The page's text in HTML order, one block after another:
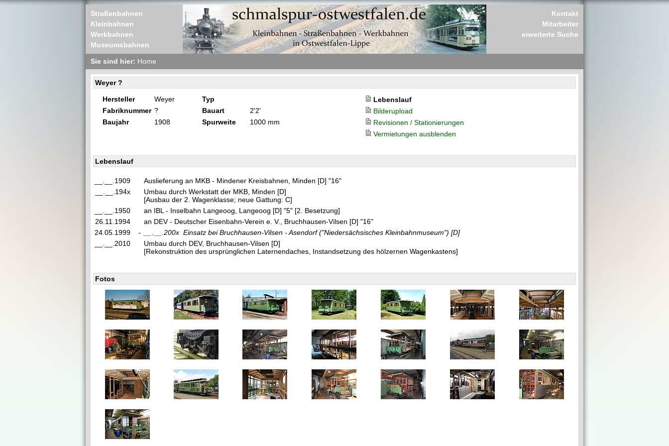
Straßenbahnen
Kleinbahnen
Werkbahnen
Museumsbahnen
Kontakt
Mitarbeiter
erweiterte Suche
Sie sind hier: Home
Weyer ?
Hersteller Weyer Typ
Lebenslauf
Fabriknummer ? Bauart 2'2'
Bilderupload
Baujahr
1908 Spurweite 1000 mm
Revisionen / Stationierungen
Vermietungen ausblenden
Lebenslauf
__.__.1909
Auslieferung an MKB - Mindener Kreisbahnen, Minden [D] "16"
__.__.194x
Umbau durch Werkstatt der MKB, Minden [D]
[Ausbau der 2. Wagenklasse; neue Gattung: C]
__.__.1950
an IBL - Inselbahn Langeoog, Langeoog [D] "5" [2. Besetzung]
26.11.1994
an DEV - Deutscher Eisenbahn-Verein e. V., Bruchhausen-Vilsen [D] "16"
24.05.1999
- __.__.200x Einsatz bei Bruchhausen-Vilsen - Asendorf ("Niedersächsisches Kleinbahnmuseum") [D]
__.__.2010
Umbau durch DEV, Bruchhausen-Vilsen [D]
[Rekonstruktion des ursprünglichen Laternendaches, Instandsetzung des hölzernen Wagenkastens]
Fotos